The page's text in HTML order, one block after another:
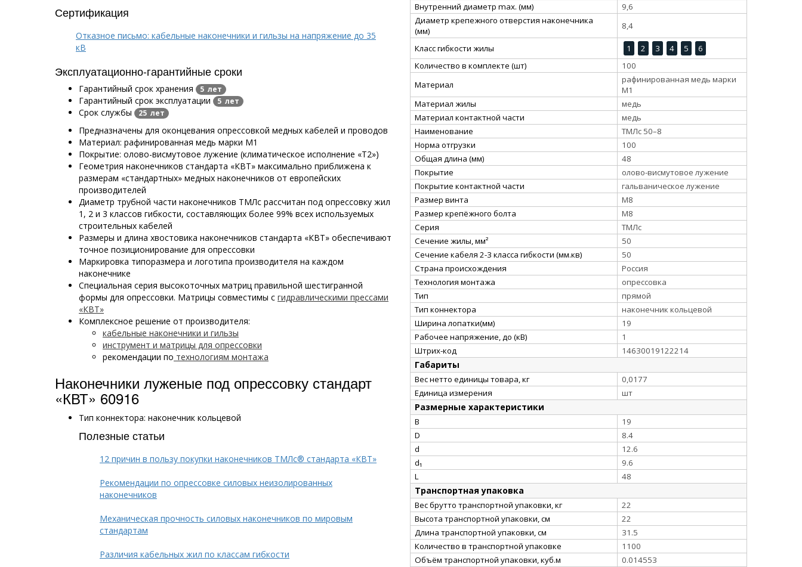
Сертификация
Отказное письмо: кабельные наконечники и гильзы на напряжение до 35
кВ
Эксплуатационно-гарантийные сроки
Гарантийный срок хранения 5 лет
Гарантийный срок эксплуатации 5 лет
Срок службы 25 лет
Предназначены для оконцевания опрессовкой медных кабелей и проводов
Материал: рафинированная медь марки М1
Покрытие: олово-висмутовое лужение (климатическое исполнение «Т2»)
Геометрия наконечников стандарта «КВТ» максимально приближена к
размерам «стандартных» медных наконечников от европейских
производителей
Диаметр трубной части наконечников ТМЛс рассчитан под опрессовку жил
1, 2 и 3 классов гибкости, составляющих более 99% всех используемых
строительных кабелей
Размеры и длина хвостовика наконечников стандарта «КВТ» обеспечивают
точное позиционирование для опрессовки
Маркировка типоразмера и логотипа производителя на каждом
наконечнике
Специальная серия высокоточных матриц правильной шестигранной
формы для опрессовки. Матрицы совместимы с гидравлическими прессами
«КВТ»
Комплексное решение от производителя:
кабельные наконечники и гильзы
инструмент и матрицы для опрессовки
рекомендации по технологиям монтажа
Наконечники луженые под опрессовку стандарт
«КВТ» 60916
Тип коннектора: наконечник кольцевой
Полезные статьи
12 причин в пользу покупки наконечников ТМЛс® стандарта «КВТ»
Рекомендации по опрессовке силовых неизолированных
наконечников
Механическая прочность силовых наконечников по мировым
стандартам
Различия кабельных жил по классам гибкости
Внутренний диаметр max. (мм)
9,6
Диаметр крепежного отверстия наконечника
(мм)
8,4
Класс гибкости жилы 1 2 3 4 5
6
Количество в комплекте (шт)
100
Материал
рафинированная медь марки
М1
Материал жилы
медь
Материал контактной части
медь
Наименование
ТМЛс 50–8
Норма отгрузки
100
Общая длина (мм)
48
Покрытие
олово-висмутовое лужение
Покрытие контактной части
гальваническое лужение
Размер винта
М8
Размер крепёжного болта
М8
Серия
ТМЛс
Сечение жилы, мм²
50
Сечение кабеля 2-3 класса гибкости (мм.кв)
50
Страна происхождения
Россия
Технология монтажа
опрессовка
Тип
прямой
Тип коннектора
наконечник кольцевой
Ширина лопатки(мм)
19
Рабочее напряжение, до (кВ)
1
Штрих-код
14630019122214
Габариты
Вес нетто единицы товара, кг
0,0177
Единица измерения
шт
Размерные характеристики
B
19
D
8.4
d
12.6
d₁
9.6
L
48
Транспортная упаковка
Вес брутто транспортной упаковки, кг
22
Высота транспортной упаковки, см
22
Длина транспортной упаковки, см
31.5
Количество в транспортной упаковке
1100
Объём транспортной упаковки, куб.м
0.014553